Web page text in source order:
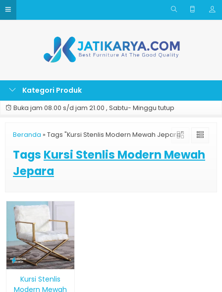
Kategori Produk
Buka jam 08.00 s/d jam 21.00 , Sabtu- Minggu tutup
Beranda » Tags "Kursi Stenlis Modern Mewah Jepara"
Tags Kursi Stenlis Modern Mewah
Jepara
Kursi Stenlis
Modern Mewah